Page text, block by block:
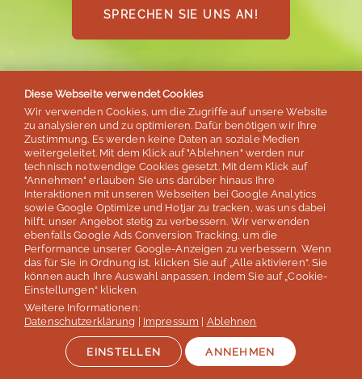
SPRECHEN SIE UNS AN!
Unser Dankeschön!
20€
für Ihre Weiterempfehlung
Für jede Weiterempfehlung,
die zu einer Reisebuchung
führt.
SPRECHEN SIE UNS AN!
Diese Webseite verwendet Cookies
Wir verwenden Cookies, um die Zugriffe auf unsere Website
zu analysieren und zu optimieren. Dafür benötigen wir Ihre
Zustimmung. Es werden keine Daten an soziale Medien
weitergeleitet. Mit dem Klick auf "Ablehnen" werden nur
technisch notwendige Cookies gesetzt. Mit dem Klick auf
"Annehmen" erlauben Sie uns darüber hinaus Ihre
Interaktionen mit unseren Webseiten bei Google Analytics
sowie Google Optimize und Hotjar zu tracken, was uns dabei
hilft, unser Angebot stetig zu verbessern. Wir verwenden
ebenfalls Google Ads Conversion Tracking, um die
Performance unserer Google-Anzeigen zu verbessern. Wenn
das für Sie in Ordnung ist, klicken Sie auf „Alle aktivieren“. Sie
können auch Ihre Auswahl anpassen, indem Sie auf „Cookie-
Einstellungen“ klicken.
Weitere Informationen:
Datenschutzerklärung
Impressum Ablehnen
EINSTELLEN ANNEHMEN